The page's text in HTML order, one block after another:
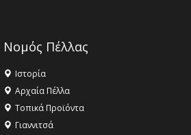
Νομός Πέλλας
Ιστορία
Αρχαία Πέλλα
Τοπικά Προϊόντα
Γιαννιτσά